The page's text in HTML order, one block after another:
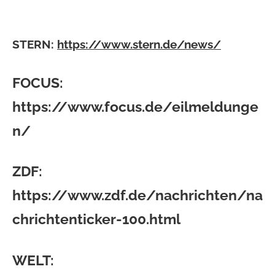
STERN: https://www.stern.de/news/
FOCUS:
https://www.focus.de/eilmeldunge
n/
ZDF:
https://www.zdf.de/nachrichten/na
chrichtenticker-100.html
WELT: